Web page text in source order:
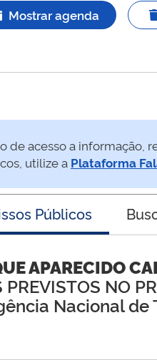
Mostrar agenda
de acesso a informação,
utilize a Plataforma
Públicos
APARECIDO
NO
Nacional de